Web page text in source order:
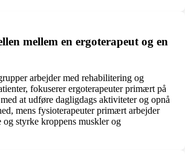
mellem en ergoterapeut og en
arbejder med rehabilitering og
fokuserer ergoterapeuter primært på
at udføre dagligdags aktiviteter og opnå
mens fysioterapeuter primært arbejder
og styrke kroppens muskler og